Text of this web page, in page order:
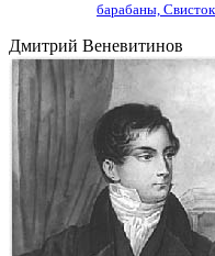
барабаны,
Дмитрий Веневитинов